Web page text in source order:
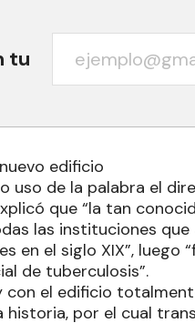
tu
edificio
uso de la palabra el
que “la tan
las instituciones
en el siglo XIX”,
de tuberculosis”.
con el edificio
historia, por el cual